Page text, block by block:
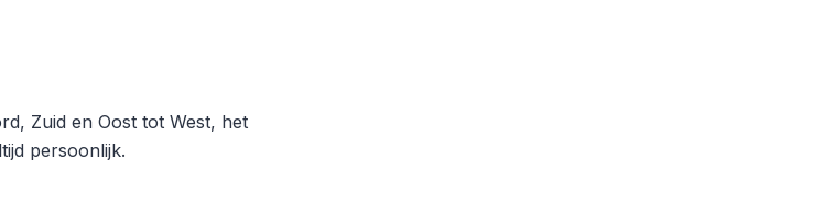
Zuid en Oost tot West, het
persoonlijk.